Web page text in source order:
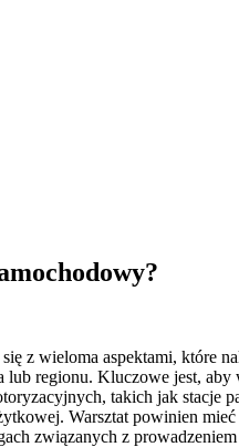
z wieloma aspektami,
regionu. Kluczowe jest,
takich jak
Warsztat powinien
związanych z